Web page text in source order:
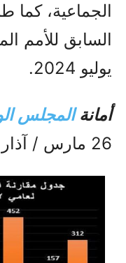
الجماعية، كما
السابق للأمم
يوليو 2024.
أمانةالمجلس
26 مارس / آذار 2025